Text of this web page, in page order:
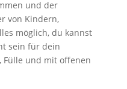
und der
von Kindern,
möglich, du kannst
sein für dein
Fülle und mit offenen